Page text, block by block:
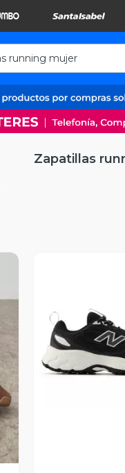
Zapatillas
Vista